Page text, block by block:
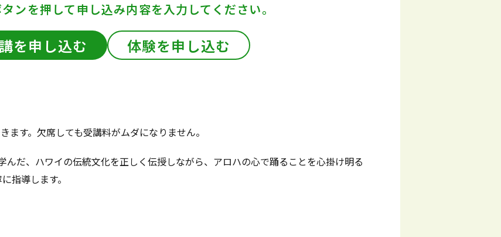
ンを押して申し込み内容を入力してください。
を申し込む 体験を申し込む
す。欠席しても受講料がムダになりません。
んだ、ハワイの伝統文化を正しく伝授しながら、アロハの心で踊ることを心掛け明る
指導します。